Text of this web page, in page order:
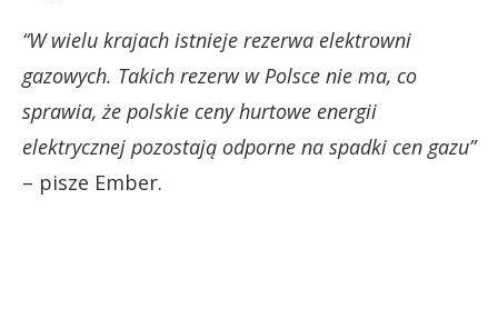
“W wielu krajach istnieje rezerwa elektrowni
gazowych. Takich rezerw w Polsce nie ma, co
sprawia, że polskie ceny hurtowe energii
elektrycznej pozostają odporne na spadki cen gazu”
– pisze Ember.